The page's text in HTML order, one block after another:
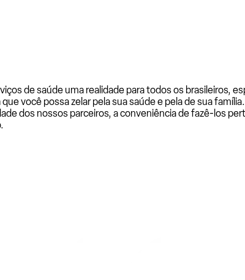
de saúde uma realidade para todos os brasileiros,
você possa zelar pela sua saúde e pela de sua
dos nossos parceiros, a conveniência de fazê-los